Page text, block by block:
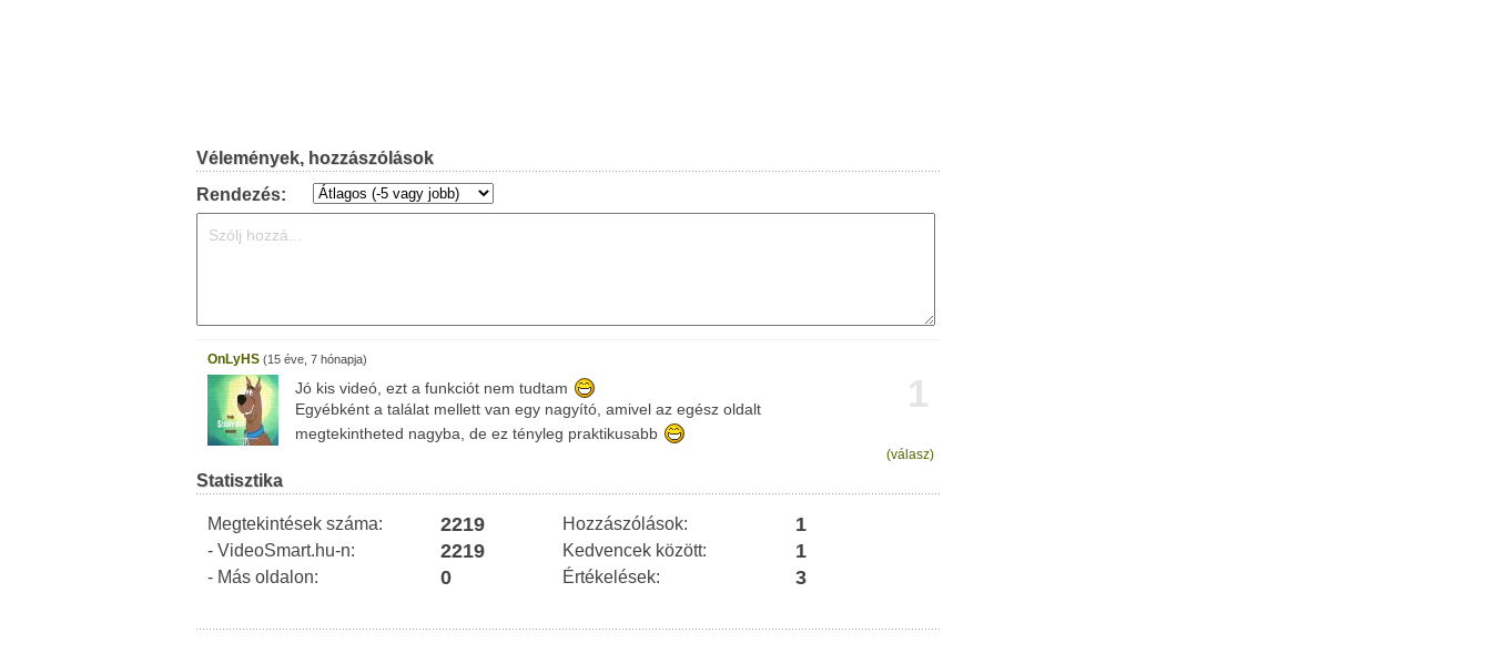
Vélemények, hozzászólások
Rendezés:
OnLyHS (15 éve, 7 hónapja)
1
Jó kis videó, ezt a funkciót nem tudtam
Egyébként a találat mellett van egy nagyító, amivel az egész oldalt
megtekintheted nagyba, de ez tényleg praktikusabb
(válasz)
Statisztika
Megtekintések száma: 2219 Hozzászólások: 1
- VideoSmart.hu-n: 2219 Kedvencek között: 1
- Más oldalon: 0 Értékelések: 3